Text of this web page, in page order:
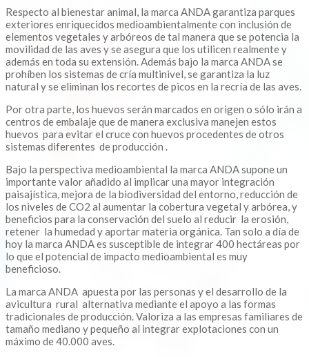
Respecto al bienestar animal, la marca ANDA garantiza parques
exteriores enriquecidos medioambientalmente con inclusión de
elementos vegetales y arbóreos de tal manera que se potencia la
movilidad de las aves y se asegura que los utilicen realmente y
además en toda su extensión. Además bajo la marca ANDA se
prohíben los sistemas de cría multinivel, se garantiza la luz
natural y se eliminan los recortes de picos en la recría de las aves.
Por otra parte, los huevos serán marcados en origen o sólo irán a
centros de embalaje que de manera exclusiva manejen estos
huevos para evitar el cruce con huevos procedentes de otros
sistemas diferentes de producción .
Bajo la perspectiva medioambiental la marca ANDA supone un
importante valor añadido al implicar una mayor integración
paisajística, mejora de la biodiversidad del entorno, reducción de
los niveles de CO2 al aumentar la cobertura vegetal y arbórea, y
beneficios para la conservación del suelo al reducir la erosión,
retener la humedad y aportar materia orgánica. Tan solo a día de
hoy la marca ANDA es susceptible de integrar 400 hectáreas por
lo que el potencial de impacto medioambiental es muy
beneficioso.
La marca ANDA apuesta por las personas y el desarrollo de la
avicultura rural alternativa mediante el apoyo a las formas
tradicionales de producción. Valoriza a las empresas familiares de
tamaño mediano y pequeño al integrar explotaciones con un
máximo de 40.000 aves.